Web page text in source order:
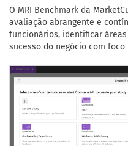
O MRI Benchmark da
avaliação abrangente e
funcionários, identificar
sucesso do negócio com